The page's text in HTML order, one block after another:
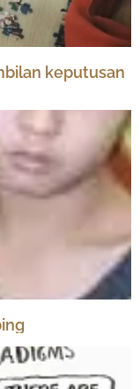
keputusan